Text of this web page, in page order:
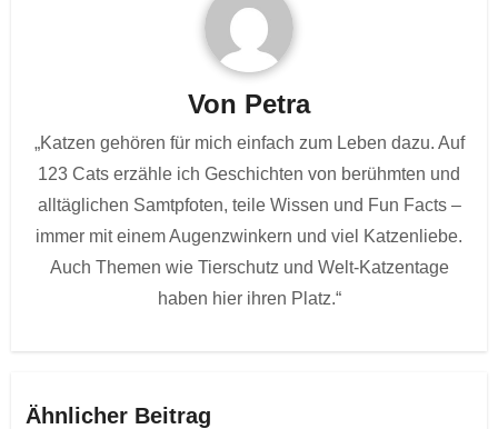
Von Petra
„Katzen gehören für mich einfach zum Leben dazu. Auf
123 Cats erzähle ich Geschichten von berühmten und
alltäglichen Samtpfoten, teile Wissen und Fun Facts –
immer mit einem Augenzwinkern und viel Katzenliebe.
Auch Themen wie Tierschutz und Welt-Katzentage
haben hier ihren Platz.“
Ähnlicher Beitrag